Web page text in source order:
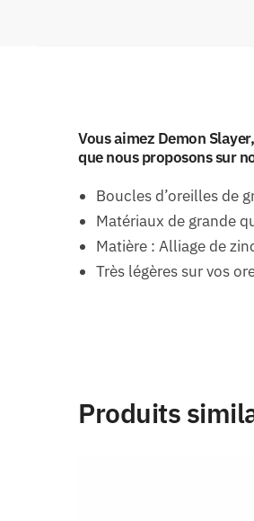
Vous aimez Demon
que nous proposons sur
Boucles d’oreilles de
Matériaux de grande
Matière : Alliage de
Très légères sur vos
Produits